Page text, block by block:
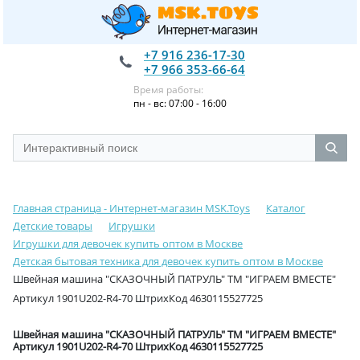
+7 916 236-17-30
+7 966 353-66-64
Время работы:
пн - вс: 07:00 - 16:00
Главная страница - Интернет-магазин MSK.Toys
Каталог
Детские товары
Игрушки
Игрушки для девочек купить оптом в Москве
Детская бытовая техника для девочек купить оптом в Москве
Швейная машина "СКАЗОЧНЫЙ ПАТРУЛЬ" ТМ "ИГРАЕМ ВМЕСТЕ"
Артикул 1901U202-R4-70 ШтрихКод 4630115527725
Швейная машина "СКАЗОЧНЫЙ ПАТРУЛЬ" ТМ "ИГРАЕМ ВМЕСТЕ"
Артикул 1901U202-R4-70 ШтрихКод 4630115527725